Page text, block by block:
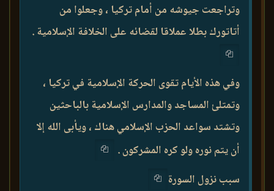
وتراجعت جيوشه من أمام تركيا ، وجعلوا من
أتاتورك بطلا عملاقا لقضائه على الخلافة الإسلامية .
وفي هذه الأيام تقوى الحركة الإسلامية في تركيا ،
وتمتلئ المساجد والمدارس الإسلامية بالباحثين
وتشتد سواعد الحزب الإسلامي هناك ، ويأبى الله إلا
أن يتم نوره ولو كره المشركون .
سبب نزول السورة